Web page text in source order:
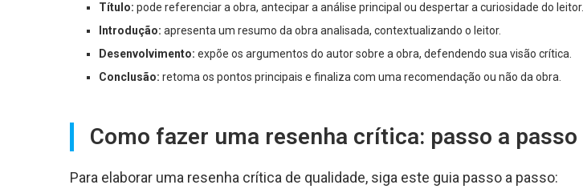
Título: pode referenciar a obra, antecipar a análise principal ou despertar a curiosidade do leitor.
Introdução: apresenta um resumo da obra analisada, contextualizando o leitor.
Desenvolvimento: expõe os argumentos do autor sobre a obra, defendendo sua visão crítica.
Conclusão: retoma os pontos principais e finaliza com uma recomendação ou não da obra.
Como fazer uma resenha crítica: passo a passo
Para elaborar uma resenha crítica de qualidade, siga este guia passo a passo: